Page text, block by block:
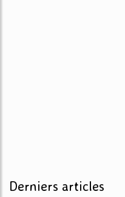
Derniers articles